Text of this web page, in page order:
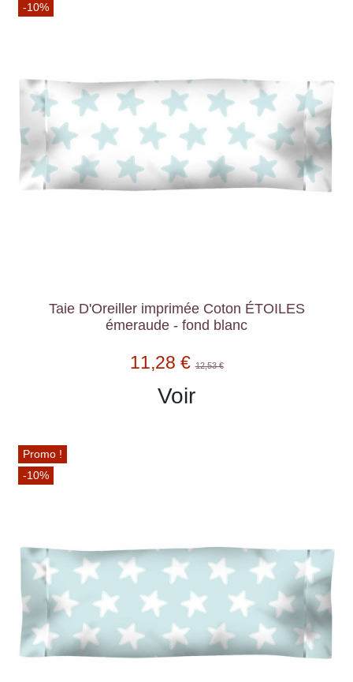
-10%
Taie D'Oreiller imprimée Coton ÉTOILES
émeraude - fond blanc
11,28 €12,53 €
Voir
Promo !
-10%